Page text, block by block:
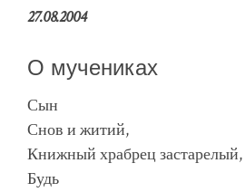
27.08.2004
О мучениках
Сын
Снов и житий,
Книжный храбрец застарелый,
Будь